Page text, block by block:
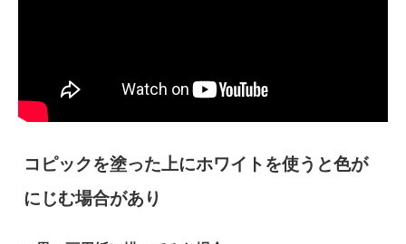
コピックを塗った上にホワイトを使うと色が
にじむ場合があり